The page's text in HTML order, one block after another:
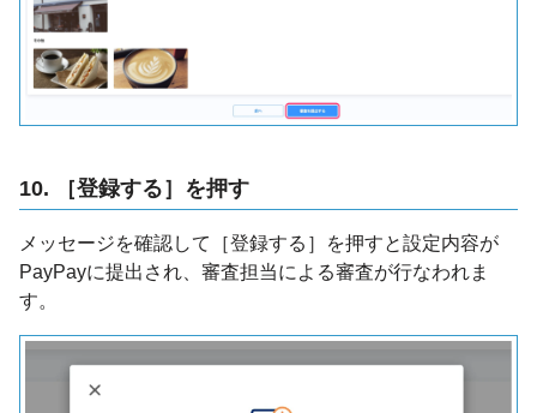
10. ［登録する］を押す
メッセージを確認して［登録する］を押すと設定内容が
PayPayに提出され、審査担当による審査が行なわれま
す。